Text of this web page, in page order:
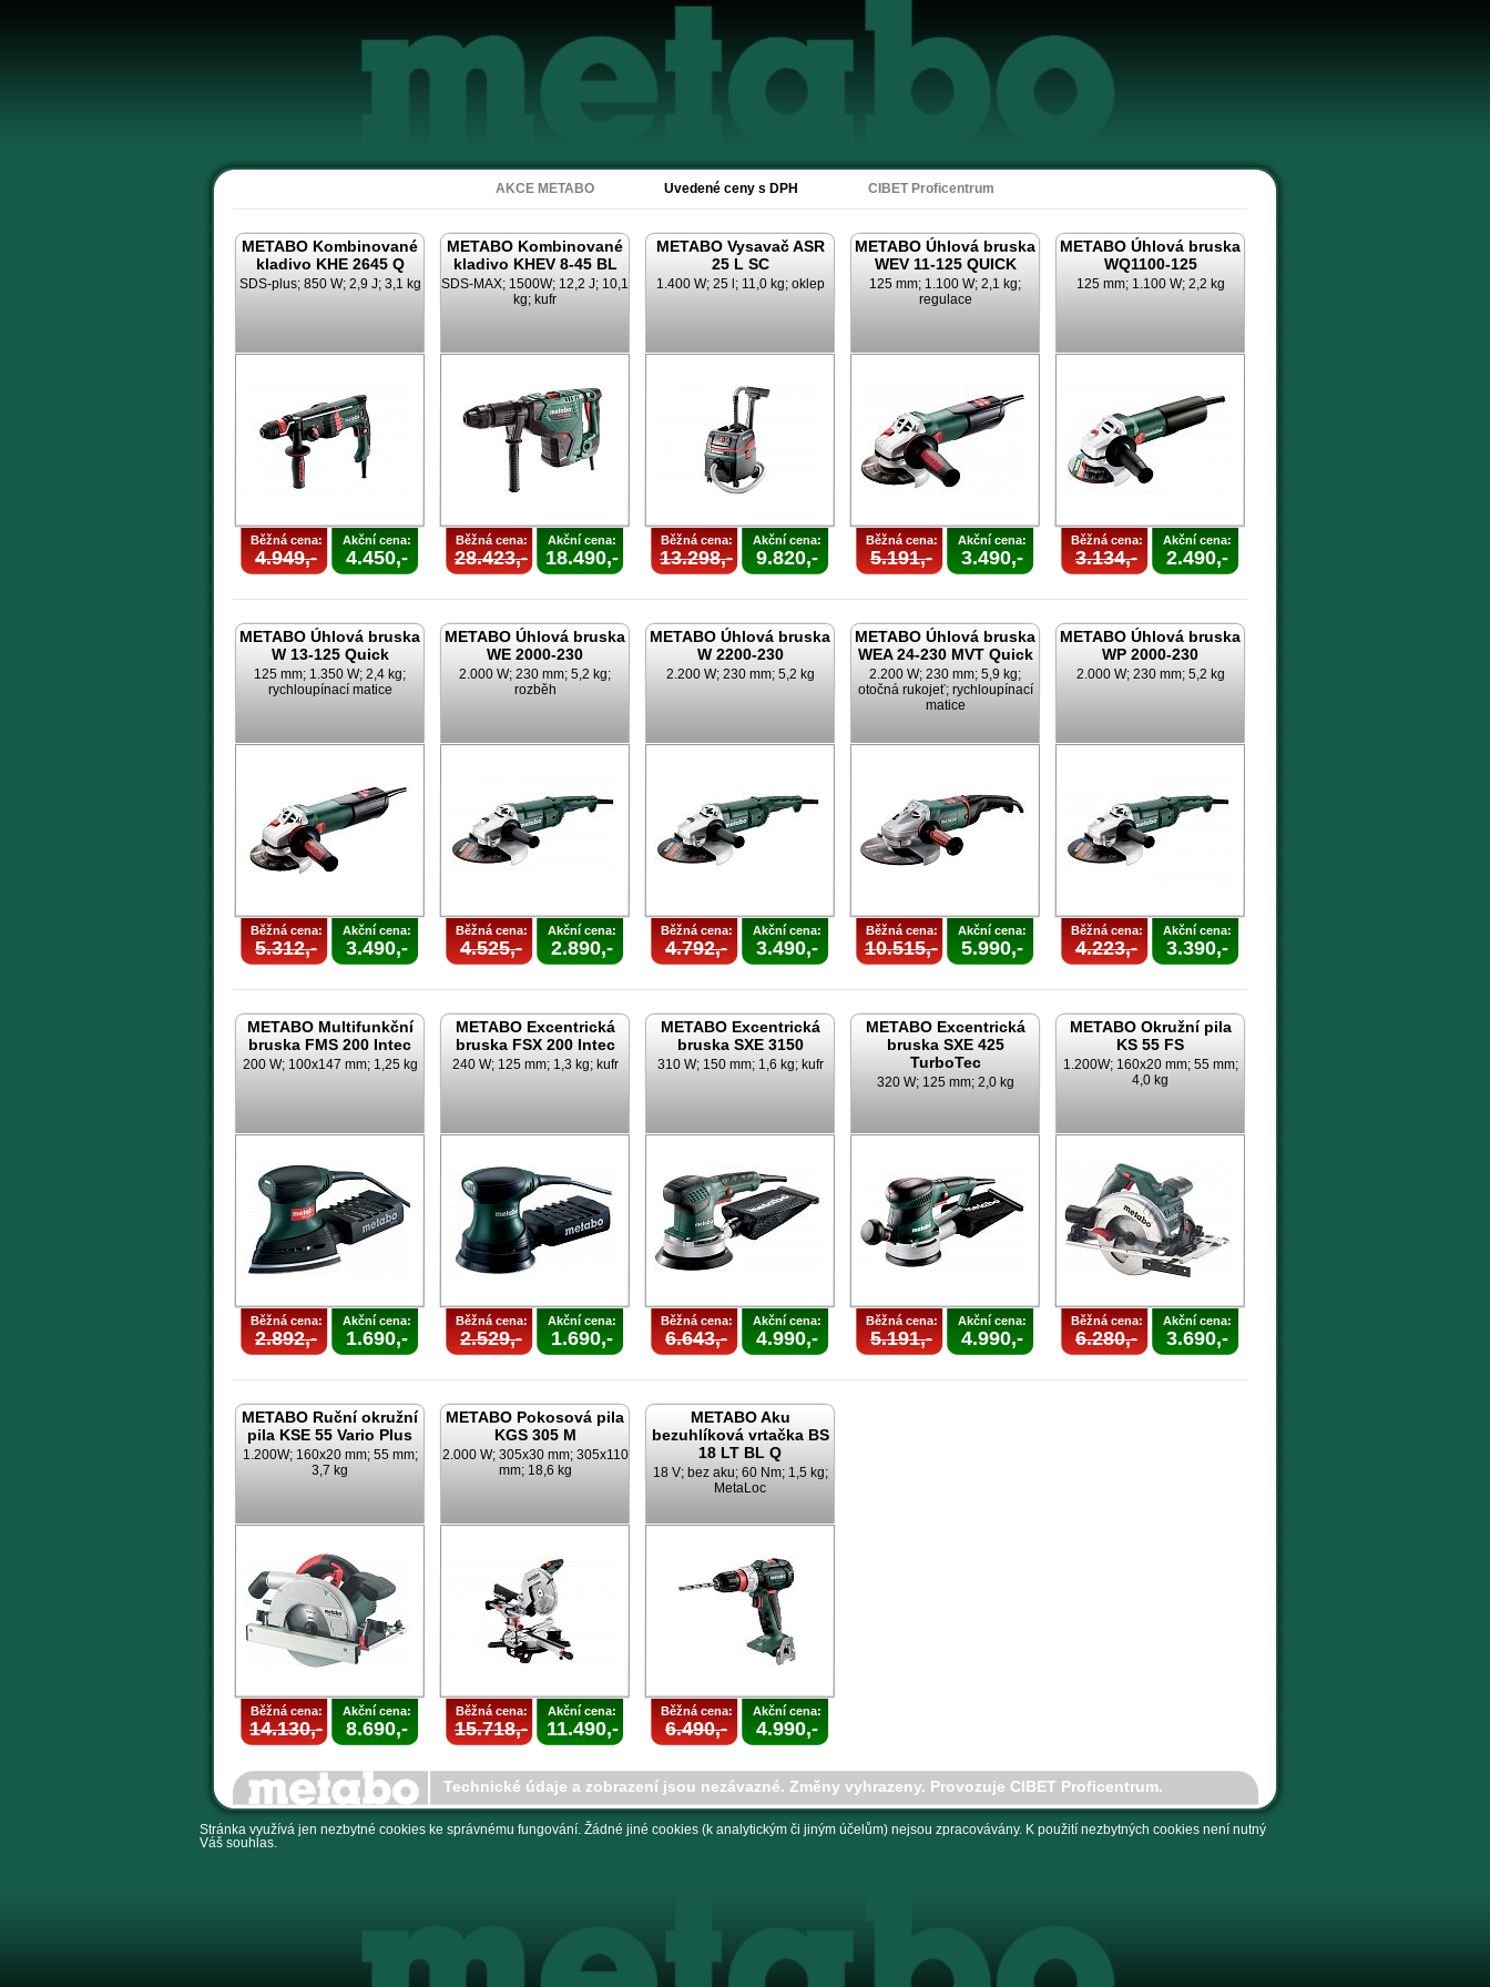
Akce Metabo
AKCE METABO Uvedené ceny s DPH CIBET Proficentrum
METABO Kombinované
kladivo KHE 2645 Q
SDS-plus; 850 W; 2,9 J; 3,1 kg
Běžná cena:
4.949,-
Akční cena:
4.450,-
METABO Kombinované
kladivo KHEV 8-45 BL
SDS-MAX; 1500W; 12,2 J; 10,1
kg; kufr
Běžná cena:
28.423,-
Akční cena:
18.490,-
METABO Vysavač ASR
25 L SC
1.400 W; 25 l; 11,0 kg; oklep
Běžná cena:
13.298,-
Akční cena:
9.820,-
METABO Úhlová bruska
WEV 11-125 QUICK
125 mm; 1.100 W; 2,1 kg;
regulace
Běžná cena:
5.191,-
Akční cena:
3.490,-
METABO Úhlová bruska
WQ1100-125
125 mm; 1.100 W; 2,2 kg
Běžná cena:
3.134,-
Akční cena:
2.490,-
METABO Úhlová bruska
W 13-125 Quick
125 mm; 1.350 W; 2,4 kg;
rychloupínací matice
Běžná cena:
5.312,-
Akční cena:
3.490,-
METABO Úhlová bruska
WE 2000-230
2.000 W; 230 mm; 5,2 kg;
rozběh
Běžná cena:
4.525,-
Akční cena:
2.890,-
METABO Úhlová bruska
W 2200-230
2.200 W; 230 mm; 5,2 kg
Běžná cena:
4.792,-
Akční cena:
3.490,-
METABO Úhlová bruska
WEA 24-230 MVT Quick
2.200 W; 230 mm; 5,9 kg;
otočná rukojeť; rychloupínací
matice
Běžná cena:
10.515,-
Akční cena:
5.990,-
METABO Úhlová bruska
WP 2000-230
2.000 W; 230 mm; 5,2 kg
Běžná cena:
4.223,-
Akční cena:
3.390,-
METABO Multifunkční
bruska FMS 200 Intec
200 W; 100x147 mm; 1,25 kg
Běžná cena:
2.892,-
Akční cena:
1.690,-
METABO Excentrická
bruska FSX 200 Intec
240 W; 125 mm; 1,3 kg; kufr
Běžná cena:
2.529,-
Akční cena:
1.690,-
METABO Excentrická
bruska SXE 3150
310 W; 150 mm; 1,6 kg; kufr
Běžná cena:
6.643,-
Akční cena:
4.990,-
METABO Excentrická
bruska SXE 425
TurboTec
320 W; 125 mm; 2,0 kg
Běžná cena:
5.191,-
Akční cena:
4.990,-
METABO Okružní pila
KS 55 FS
1.200W; 160x20 mm; 55 mm;
4,0 kg
Běžná cena:
6.280,-
Akční cena:
3.690,-
METABO Ruční okružní
pila KSE 55 Vario Plus
1.200W; 160x20 mm; 55 mm;
3,7 kg
Běžná cena:
14.130,-
Akční cena:
8.690,-
METABO Pokosová pila
KGS 305 M
2.000 W; 305x30 mm; 305x110
mm; 18,6 kg
Běžná cena:
15.718,-
Akční cena:
11.490,-
METABO Aku
bezuhlíková vrtačka BS
18 LT BL Q
18 V; bez aku; 60 Nm; 1,5 kg;
MetaLoc
Běžná cena:
6.490,-
Akční cena:
4.990,-
Technické údaje a zobrazení jsou nezávazné. Změny vyhrazeny. Provozuje CIBET Proficentrum.
Stránka využívá jen nezbytné cookies ke správnému fungování. Žádné jiné cookies (k analytickým či jiným účelům) nejsou zpracovávány. K použití nezbytných cookies není nutný
Váš souhlas.